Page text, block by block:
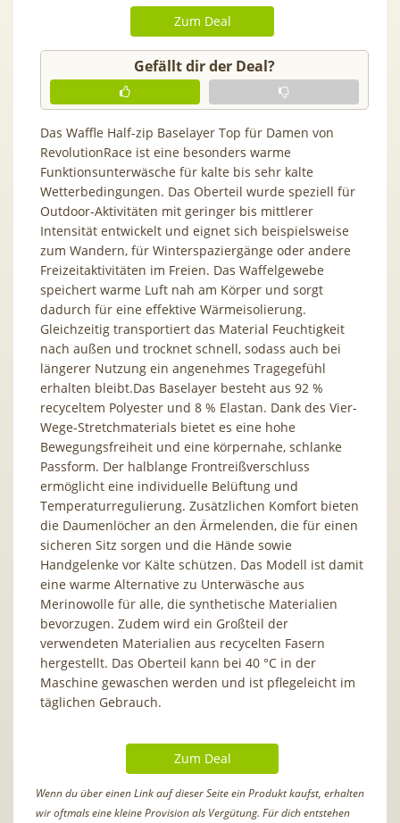
Zum Deal
Gefällt dir der Deal?
Das Waffle Half-zip Baselayer Top für Damen von
RevolutionRace⁠ ist eine besonders warme
Funktionsunterwäsche für kalte bis sehr kalte
Wetterbedingungen. Das Oberteil wurde speziell für
Outdoor-Aktivitäten mit geringer bis mittlerer
Intensität entwickelt und eignet sich beispielsweise
zum Wandern, für Winterspaziergänge oder andere
Freizeitaktivitäten im Freien. Das Waffelgewebe
speichert warme Luft nah am Körper und sorgt
dadurch für eine effektive Wärmeisolierung.
Gleichzeitig transportiert das Material Feuchtigkeit
nach außen und trocknet schnell, sodass auch bei
längerer Nutzung ein angenehmes Tragegefühl
erhalten bleibt.Das Baselayer besteht aus 92 %
recyceltem Polyester und 8 % Elastan. Dank des Vier-
Wege-Stretchmaterials bietet es eine hohe
Bewegungsfreiheit und eine körpernahe, schlanke
Passform. Der halblange Frontreißverschluss
ermöglicht eine individuelle Belüftung und
Temperaturregulierung. Zusätzlichen Komfort bieten
die Daumenlöcher an den Ärmelenden, die für einen
sicheren Sitz sorgen und die Hände sowie
Handgelenke vor Kälte schützen. Das Modell ist damit
eine warme Alternative zu Unterwäsche aus
Merinowolle für alle, die synthetische Materialien
bevorzugen. Zudem wird ein Großteil der
verwendeten Materialien aus recycelten Fasern
hergestellt. Das Oberteil kann bei 40 °C in der
Maschine gewaschen werden und ist pflegeleicht im
täglichen Gebrauch.
Zum Deal
Wenn du über einen Link auf dieser Seite ein Produkt kaufst, erhalten
wir oftmals eine kleine Provision als Vergütung. Für dich entstehen